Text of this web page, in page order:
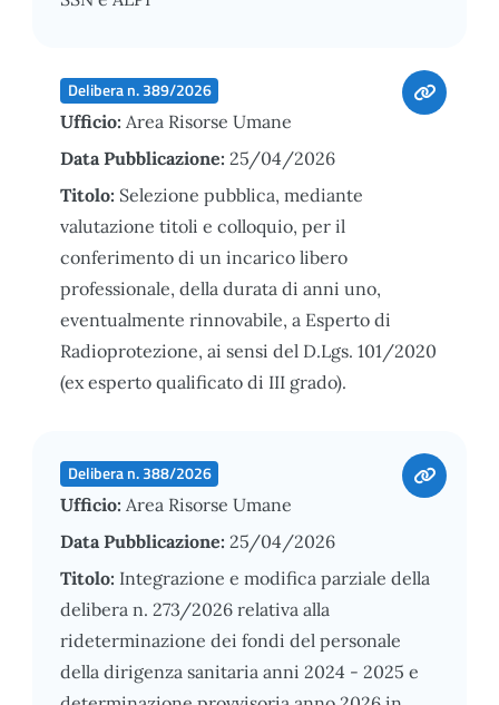
Delibera n. 389/2026
Ufficio: Area Risorse Umane
Data Pubblicazione: 25/04/2026
Titolo: Selezione pubblica, mediante
valutazione titoli e colloquio, per il
conferimento di un incarico libero
professionale, della durata di anni uno,
eventualmente rinnovabile, a Esperto di
Radioprotezione, ai sensi del D.Lgs. 101/2020
(ex esperto qualificato di III grado).
Delibera n. 388/2026
Ufficio: Area Risorse Umane
Data Pubblicazione: 25/04/2026
Titolo: Integrazione e modifica parziale della
delibera n. 273/2026 relativa alla
rideterminazione dei fondi del personale
della dirigenza sanitaria anni 2024 - 2025 e